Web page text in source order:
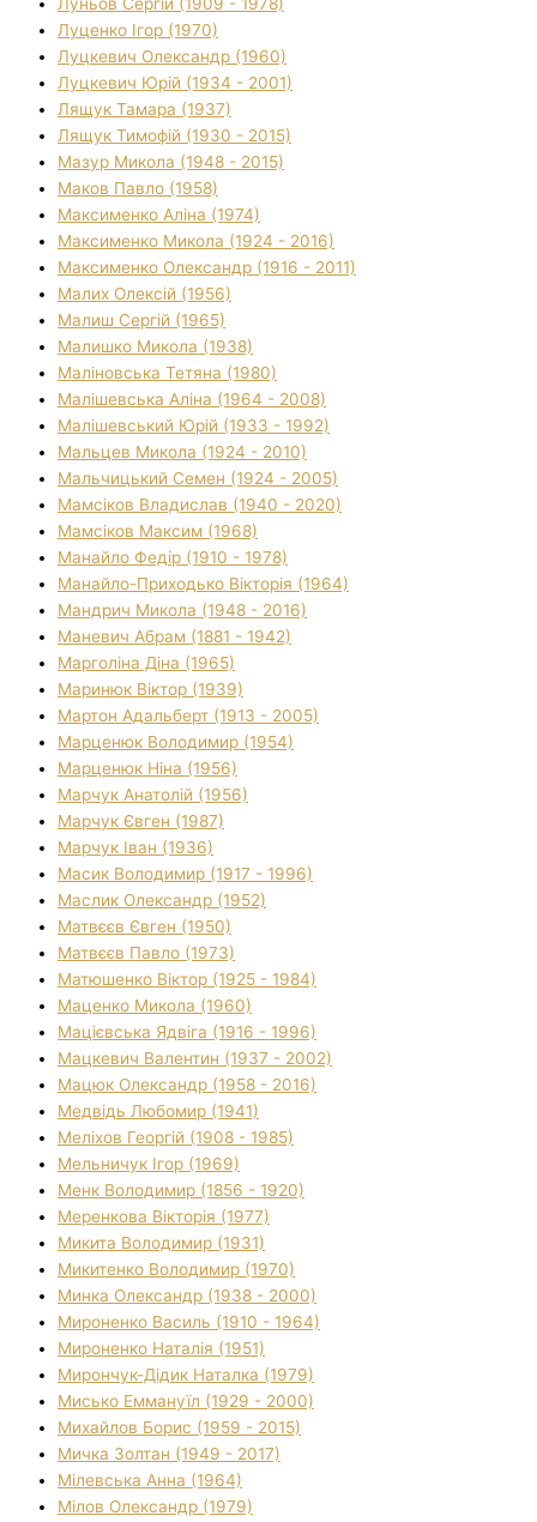
Луценко Ігор (1970)
Луцкевич Олександр (1960)
Луцкевич Юрій (1934 - 2001)
Лящук Тамара (1937)
Лящук Тимофій (1930 - 2015)
Мазур Микола (1948 - 2015)
Маков Павло (1958)
Максименко Аліна (1974)
Максименко Микола (1924 - 2016)
Максименко Олександр (1916 - 2011)
Малих Олексій (1956)
Малиш Сергій (1965)
Малишко Микола (1938)
Маліновська Тетяна (1980)
Малішевська Аліна (1964 - 2008)
Малішевський Юрій (1933 - 1992)
Мальцев Микола (1924 - 2010)
Мальчицький Семен (1924 - 2005)
Мамсіков Владислав (1940 - 2020)
Мамсіков Максим (1968)
Манайло Федір (1910 - 1978)
Манайло-Приходько Вікторія (1964)
Мандрич Микола (1948 - 2016)
Маневич Абрам (1881 - 1942)
Марголіна Діна (1965)
Маринюк Віктор (1939)
Мартон Адальберт (1913 - 2005)
Марценюк Володимир (1954)
Марценюк Ніна (1956)
Марчук Анатолій (1956)
Марчук Євген (1987)
Марчук Іван (1936)
Масик Володимир (1917 - 1996)
Маслик Олександр (1952)
Матвєєв Євген (1950)
Матвєєв Павло (1973)
Матюшенко Віктор (1925 - 1984)
Маценко Микола (1960)
Мацієвська Ядвіга (1916 - 1996)
Мацкевич Валентин (1937 - 2002)
Мацюк Олександр (1958 - 2016)
Медвідь Любомир (1941)
Меліхов Георгій (1908 - 1985)
Мельничук Ігор (1969)
Менк Володимир (1856 - 1920)
Меренкова Вікторія (1977)
Микита Володимир (1931)
Микитенко Володимир (1970)
Минка Олександр (1938 - 2000)
Мироненко Василь (1910 - 1964)
Мироненко Наталія (1951)
Мирончук-Дідик Наталка (1979)
Мисько Еммануїл (1929 - 2000)
Михайлов Борис (1959 - 2015)
Мичка Золтан (1949 - 2017)
Мілевська Анна (1964)
Мілов Олександр (1979)